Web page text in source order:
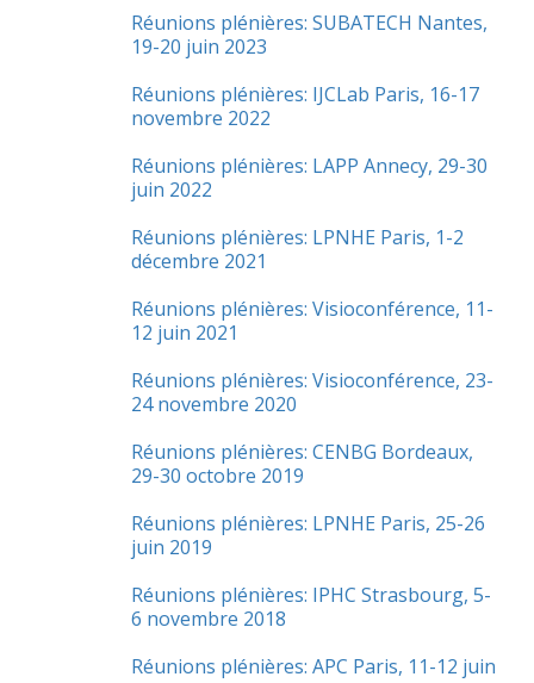
Réunions plénières: SUBATECH Nantes,
19-20 juin 2023
Réunions plénières: IJCLab Paris, 16-17
novembre 2022
Réunions plénières: LAPP Annecy, 29-30
juin 2022
Réunions plénières: LPNHE Paris, 1-2
décembre 2021
Réunions plénières: Visioconférence, 11-
12 juin 2021
Réunions plénières: Visioconférence, 23-
24 novembre 2020
Réunions plénières: CENBG Bordeaux,
29-30 octobre 2019
Réunions plénières: LPNHE Paris, 25-26
juin 2019
Réunions plénières: IPHC Strasbourg, 5-
6 novembre 2018
Réunions plénières: APC Paris, 11-12 juin